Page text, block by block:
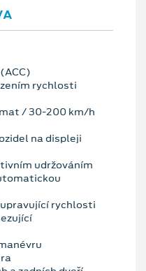
rychlosti
/ 30-200 km/h
na displeji
udržováním
rychlosti